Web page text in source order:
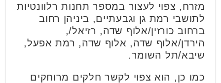
מזרח, צפוי לעצור במספר תחנות רלוונטיות
לתושבי רמת גן וגבעתיים, ביניהן רחוב
ברחוב כורזין/אלוף שדה, רזיאל/,
הירדן/אלוף שדה, אלוף שדה, רמת אפעל,
שיבא/תל השומר.
כמו כן, הוא צפוי לקשר חלקים מרוחקים